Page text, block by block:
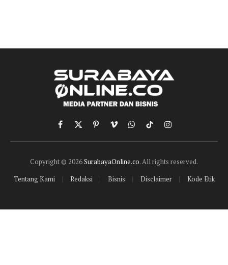
Facebook
X
(Twitter)
PinterestVimeoWhatsApp
TikTokInstagram
Copyright © 2026SurabayaOnline.co. All rights reserved.
Tentang Kami
Redaksi Bisnis Disclaimer Kode Etik